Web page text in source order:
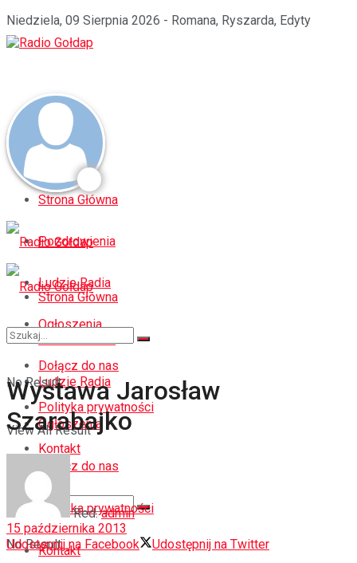
Niedziela, 09 Sierpnia 2026 - Romana, Ryszarda, Edyty
Strona Główna
Pozdrowienia
Ludzie Radia
Ogłoszenia
Dołącz do nas
Polityka prywatności
Kontakt
No Result
Strona Główna
Pozdrowienia
Ludzie Radia
Ogłoszenia
Dołącz do nas
Polityka prywatności
Kontakt
No Result
View All Result
Wystawa Jarosław
Szarabajko
Red. admin
15 października 2013
Udostępnij na Facebook
Udostępnij na Twitter